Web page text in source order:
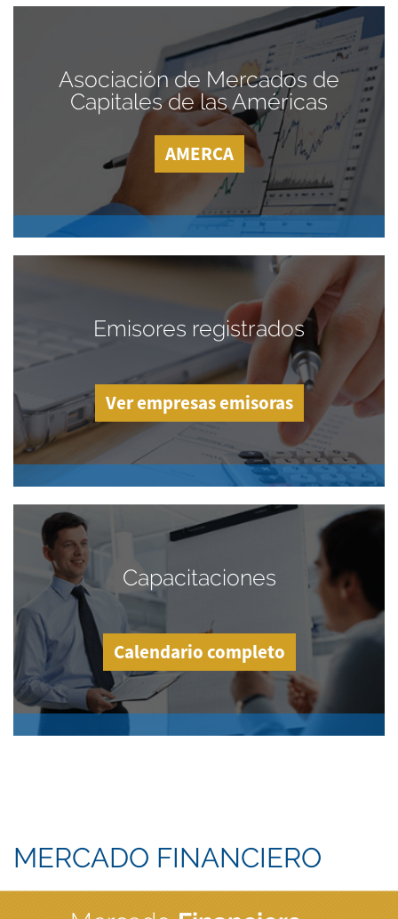
Asociación de Mercados de
Capitales de las Américas
AMERCA
Emisores registrados
Ver empresas emisoras
Capacitaciones
Calendario completo
MERCADO FINANCIERO